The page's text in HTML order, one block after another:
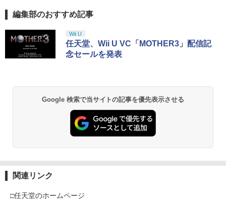
2
Samsung microSD Express Card 256
￥6,979
3
ファイアーエムブレム 万紫千紅 【Switc
￥8,470
2
【レビュー評価上昇中】 新型 PS5 Slim /
ライト USB付き 低騒音 急速冷却 放熱
プレステ5スリム用 ディスク/デジタル版
対応 PS5 周辺機器 PS5 Pro 新型PS5
【新品】PS5 Dead by Daylight スペシ
ャルエディション 公式日本版【CERO:
Z】【メール便】
￥3,220
ント｜SIE グランツーリスモ7【PS5】
1
スプラトゥーン レイダース|オンライン
￥5,832
2 スプラトゥーン レイダース -Switch2
￥6,449
1
PlayStation 5 デジタル・エディション
￥55,000
Beast of Reincarnation -PS5 【特典】
プロダクトコード 封入
￥7,286
1
【純正品】Xbox ワイヤレス コントロー
￥8,300
ラー (ロボット ホワイト)
1
【Amazon.co.jp限定】劇場版モノノ怪
(オリジナル特典:オリジナル巾着＋メー
カー特典:【坤と離】二振りの剣、十翼よ
り来たる！スタジオ描き下ろしイラスト
￥10,780
劇場版「鬼滅の刃」無限城編 第一章 猗
窩座再来 通常版 [Blu-ray]
￥3,982
3
劇場版「鬼滅の刃」無限城編 第一章 猗
編集部のおすすめ記事
Wii U
任天堂、Wii U VC「MOTHER3」配信記
念セールを発表
Google 検索で当サイトの記事を優先表示させる
関連リンク
□任天堂のホームページ